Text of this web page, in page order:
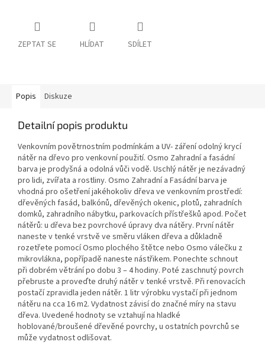
ZEPTAT SE HLÍDAT SDÍLET
Popis Diskuze
Detailní popis produktu
Venkovním povětrnostním podmínkám a UV- záření odolný krycí
nátěr na dřevo pro venkovní použití. Osmo Zahradní a fasádní
barva je prodyšná a odolná vůči vodě. Uschlý nátěr je nezávadný
pro lidi, zvířata a rostliny. Osmo Zahradní a Fasádní barva je
vhodná pro ošetření jakéhokoliv dřeva ve venkovním prostředí:
dřevěných fasád, balkónů, dřevěných okenic, plotů, zahradních
domků, zahradního nábytku, parkovacích přístřešků apod. Počet
nátěrů: u dřeva bez povrchové úpravy dva nátěry. První nátěr
naneste v tenké vrstvě ve směru vláken dřeva a důkladně
rozetřete pomocí Osmo plochého štětce nebo Osmo válečku z
mikrovlákna, popřípadě naneste nástřikem. Ponechte schnout
při dobrém větrání po dobu 3 – 4 hodiny. Poté zaschnutý povrch
přebruste a proveďte druhý nátěr v tenké vrstvě. Při renovacích
postačí zpravidla jeden nátěr. 1 litr výrobku vystačí při jednom
nátěru na cca 16 m2. Vydatnost závisí do značné míry na stavu
dřeva. Uvedené hodnoty se vztahují na hladké
hoblované/broušené dřevěné povrchy, u ostatních povrchů se
může vydatnost odlišovat.